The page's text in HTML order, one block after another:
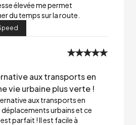
élevée me permet
du temps sur la route.
aux transports en
vie urbaine plus verte !
aux transports en
urbains et ce
parfait ! Il est facile à